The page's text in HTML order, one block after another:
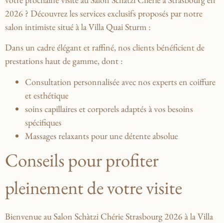
2026 ? Découvrez les services exclusifs proposés par notre
salon intimiste situé à la Villa Quai Sturm :
Dans un cadre élégant et⁢ raffiné, nos clients​ bénéficient de
prestations haut de gamme, dont :
Consultation personnalisée avec nos‍ experts en coiffure
et esthétique
soins capillaires et corporels adaptés à vos besoins​
spécifiques
Massages ⁤relaxants pour une détente absolue
Conseils pour profiter
pleinement de votre visite
Bienvenue au Salon ⁣Schàtzi Chérie Strasbourg 2026 à la ⁤Villa